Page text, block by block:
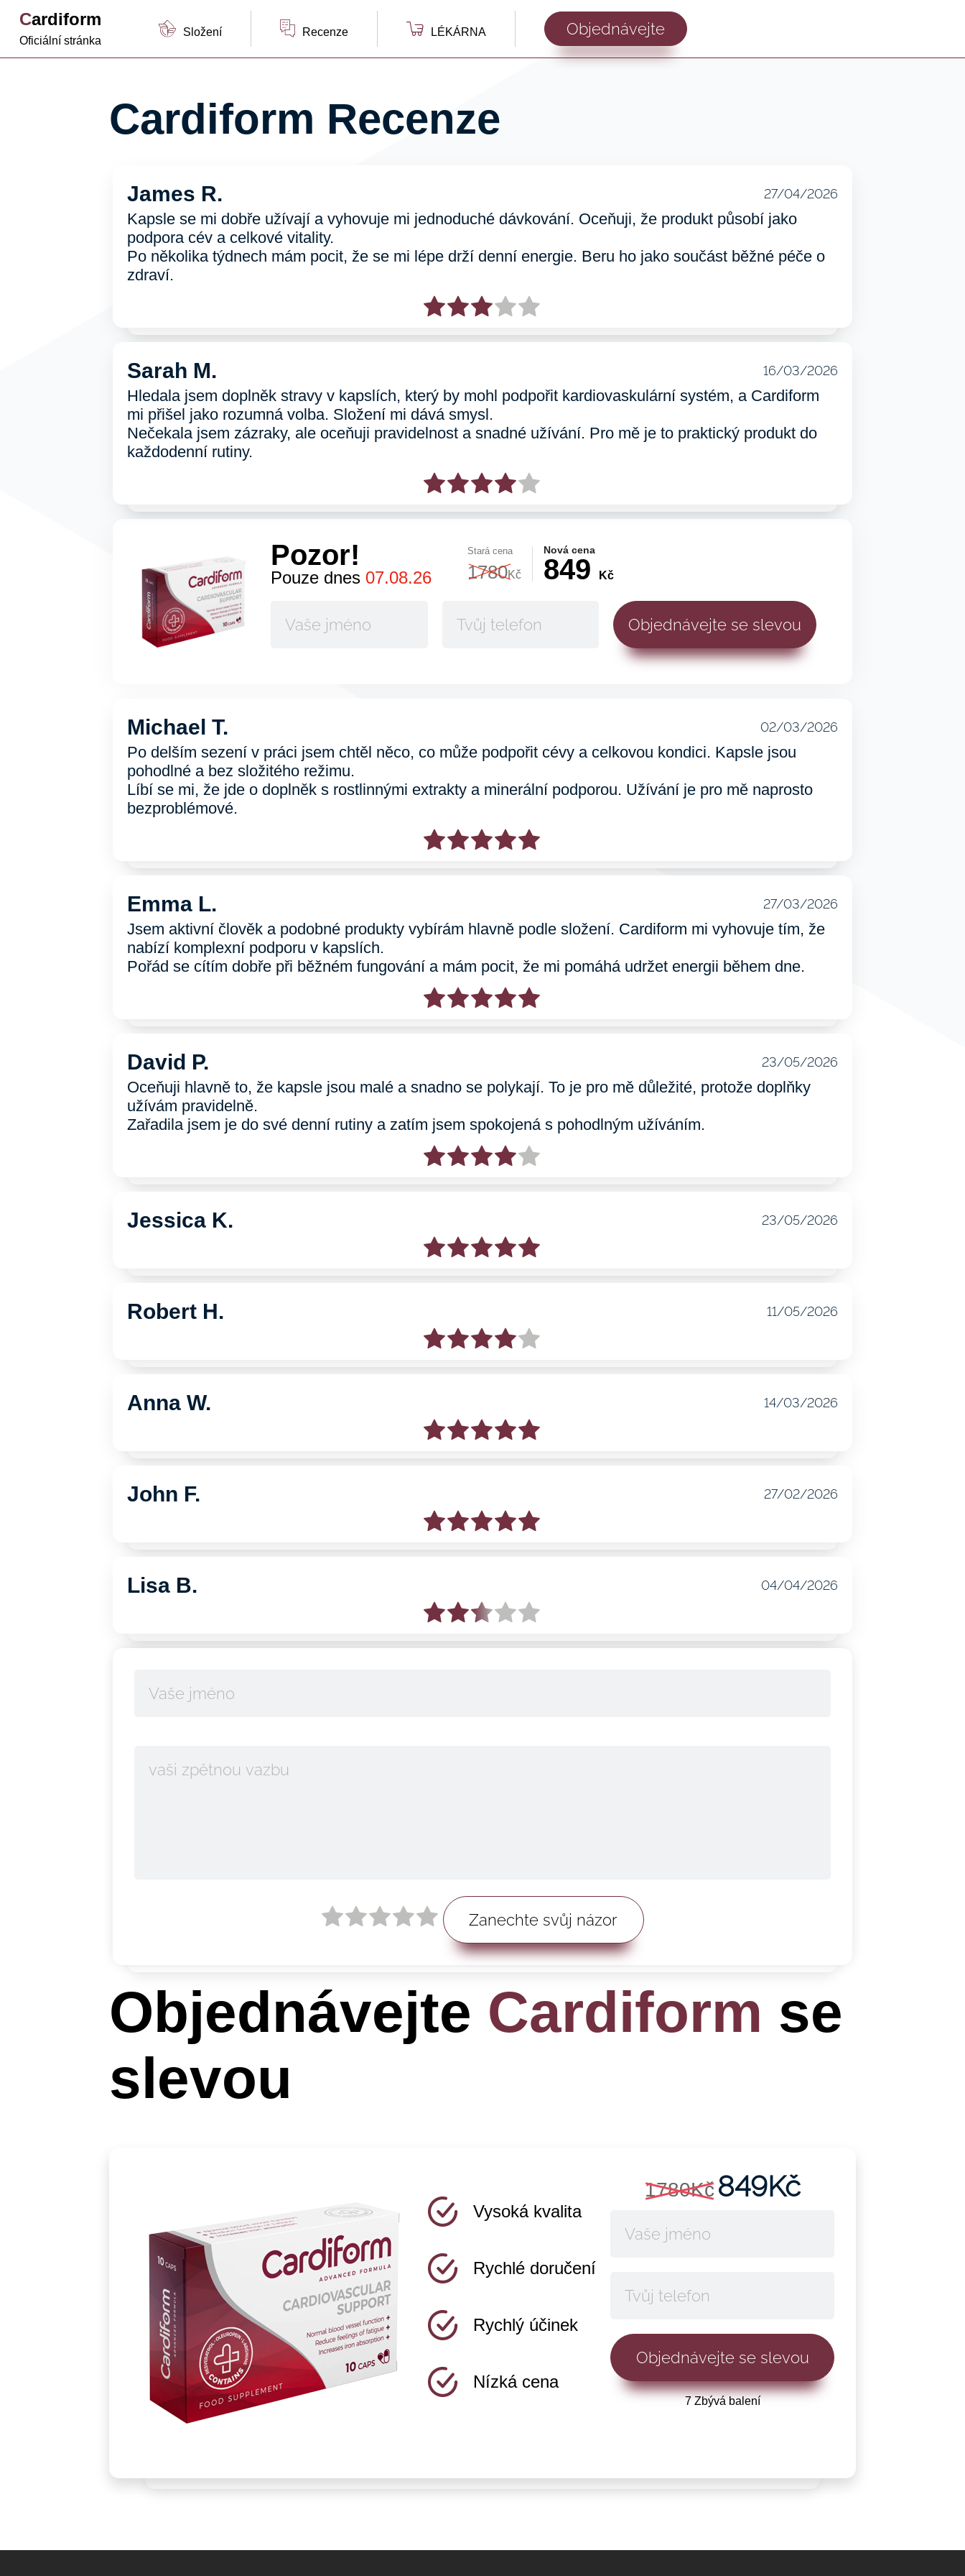
Cardiform
Oficiální stránka
Složení Recenze LÉKÁRNA Objednávejte
Cardiform Recenze
James R. 27/04/2026
Kapsle se mi dobře užívají a vyhovuje mi jednoduché dávkování. Oceňuji, že produkt působí jako
podpora cév a celkové vitality.
Po několika týdnech mám pocit, že se mi lépe drží denní energie. Beru ho jako součást běžné péče o
zdraví.
Sarah M. 16/03/2026
Hledala jsem doplněk stravy v kapslích, který by mohl podpořit kardiovaskulární systém, a Cardiform
mi přišel jako rozumná volba. Složení mi dává smysl.
Nečekala jsem zázraky, ale oceňuji pravidelnost a snadné užívání. Pro mě je to praktický produkt do
každodenní rutiny.
Pozor!
Pouze dnes 07.08.26
Stará cena
1780Kč
Nová cena
849 Kč
Michael T. 02/03/2026
Po delším sezení v práci jsem chtěl něco, co může podpořit cévy a celkovou kondici. Kapsle jsou
pohodlné a bez složitého režimu.
Líbí se mi, že jde o doplněk s rostlinnými extrakty a minerální podporou. Užívání je pro mě naprosto
bezproblémové.
Emma L. 27/03/2026
Jsem aktivní člověk a podobné produkty vybírám hlavně podle složení. Cardiform mi vyhovuje tím, že
nabízí komplexní podporu v kapslích.
Pořád se cítím dobře při běžném fungování a mám pocit, že mi pomáhá udržet energii během dne.
David P. 23/05/2026
Oceňuji hlavně to, že kapsle jsou malé a snadno se polykají. To je pro mě důležité, protože doplňky
užívám pravidelně.
Zařadila jsem je do své denní rutiny a zatím jsem spokojená s pohodlným užíváním.
Jessica K. 23/05/2026
Robert H. 11/05/2026
Anna W. 14/03/2026
John F. 27/02/2026
Lisa B. 04/04/2026
Zanechte svůj názor
Objednávejte Cardiform se
slevou
Vysoká kvalita
Rychlé doručení
Rychlý účinek
Nízká cena
1780Kč 849Kč
7 Zbývá balení